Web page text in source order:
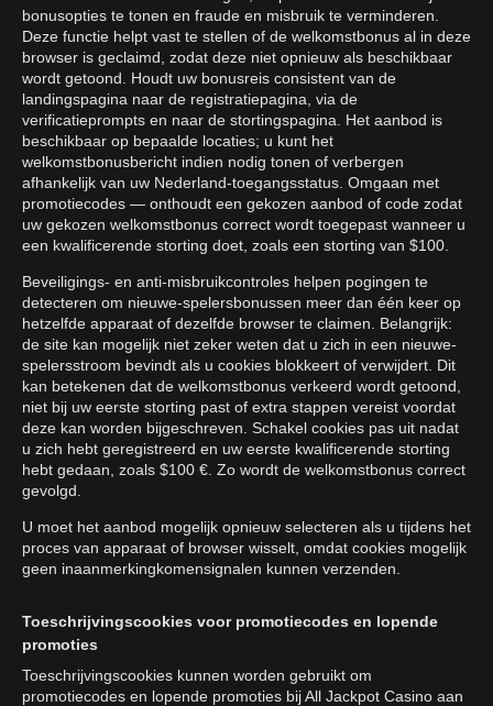
bonusopties te tonen en fraude en misbruik te verminderen.
Deze functie helpt vast te stellen of de welkomstbonus al in deze
browser is geclaimd, zodat deze niet opnieuw als beschikbaar
wordt getoond. Houdt uw bonusreis consistent van de
landingspagina naar de registratiepagina, via de
verificatieprompts en naar de stortingspagina. Het aanbod is
beschikbaar op bepaalde locaties; u kunt het
welkomstbonusbericht indien nodig tonen of verbergen
afhankelijk van uw Nederland-toegangsstatus. Omgaan met
promotiecodes — onthoudt een gekozen aanbod of code zodat
uw gekozen welkomstbonus correct wordt toegepast wanneer u
een kwalificerende storting doet, zoals een storting van $100.
Beveiligings- en anti-misbruikcontroles helpen pogingen te
detecteren om nieuwe-spelersbonussen meer dan één keer op
hetzelfde apparaat of dezelfde browser te claimen. Belangrijk:
de site kan mogelijk niet zeker weten dat u zich in een nieuwe-
spelersstroom bevindt als u cookies blokkeert of verwijdert. Dit
kan betekenen dat de welkomstbonus verkeerd wordt getoond,
niet bij uw eerste storting past of extra stappen vereist voordat
deze kan worden bijgeschreven. Schakel cookies pas uit nadat
u zich hebt geregistreerd en uw eerste kwalificerende storting
hebt gedaan, zoals $100 €. Zo wordt de welkomstbonus correct
gevolgd.
U moet het aanbod mogelijk opnieuw selecteren als u tijdens het
proces van apparaat of browser wisselt, omdat cookies mogelijk
geen inaanmerkingkomensignalen kunnen verzenden.
Toeschrijvingscookies voor promotiecodes en lopende
promoties
Toeschrijvingscookies kunnen worden gebruikt om
promotiecodes en lopende promoties bij All Jackpot Casino aan